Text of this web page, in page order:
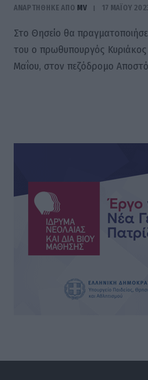
ΑΝΑΡΤΗΘΗΚΕ ΑΠΟ MV 17 ΜΑΪ́ΟΥ
Στο Θησείο θα
του ο πρωθυπουργός
Μαΐου, στον πεζόδρομο